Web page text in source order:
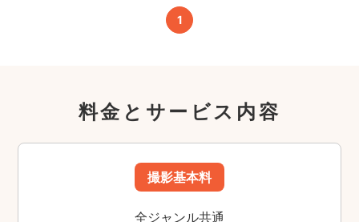
1
料金とサービス内容
撮影基本料
全ジャンル共通